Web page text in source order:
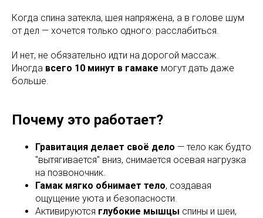
Когда спина затекла, шея напряжена, а в голове шум
от дел — хочется только одного: расслабиться.
И нет, не обязательно идти на дорогой массаж.
Иногда всего 10 минут в гамаке могут дать даже
больше.
Почему это работает?
Гравитация делает своё дело — тело как будто
"вытягивается" вниз, снимается осевая нагрузка
на позвоночник.
Гамак мягко обнимает тело, создавая
ощущение уюта и безопасности.
Активируются глубокие мышцы спины и шеи,